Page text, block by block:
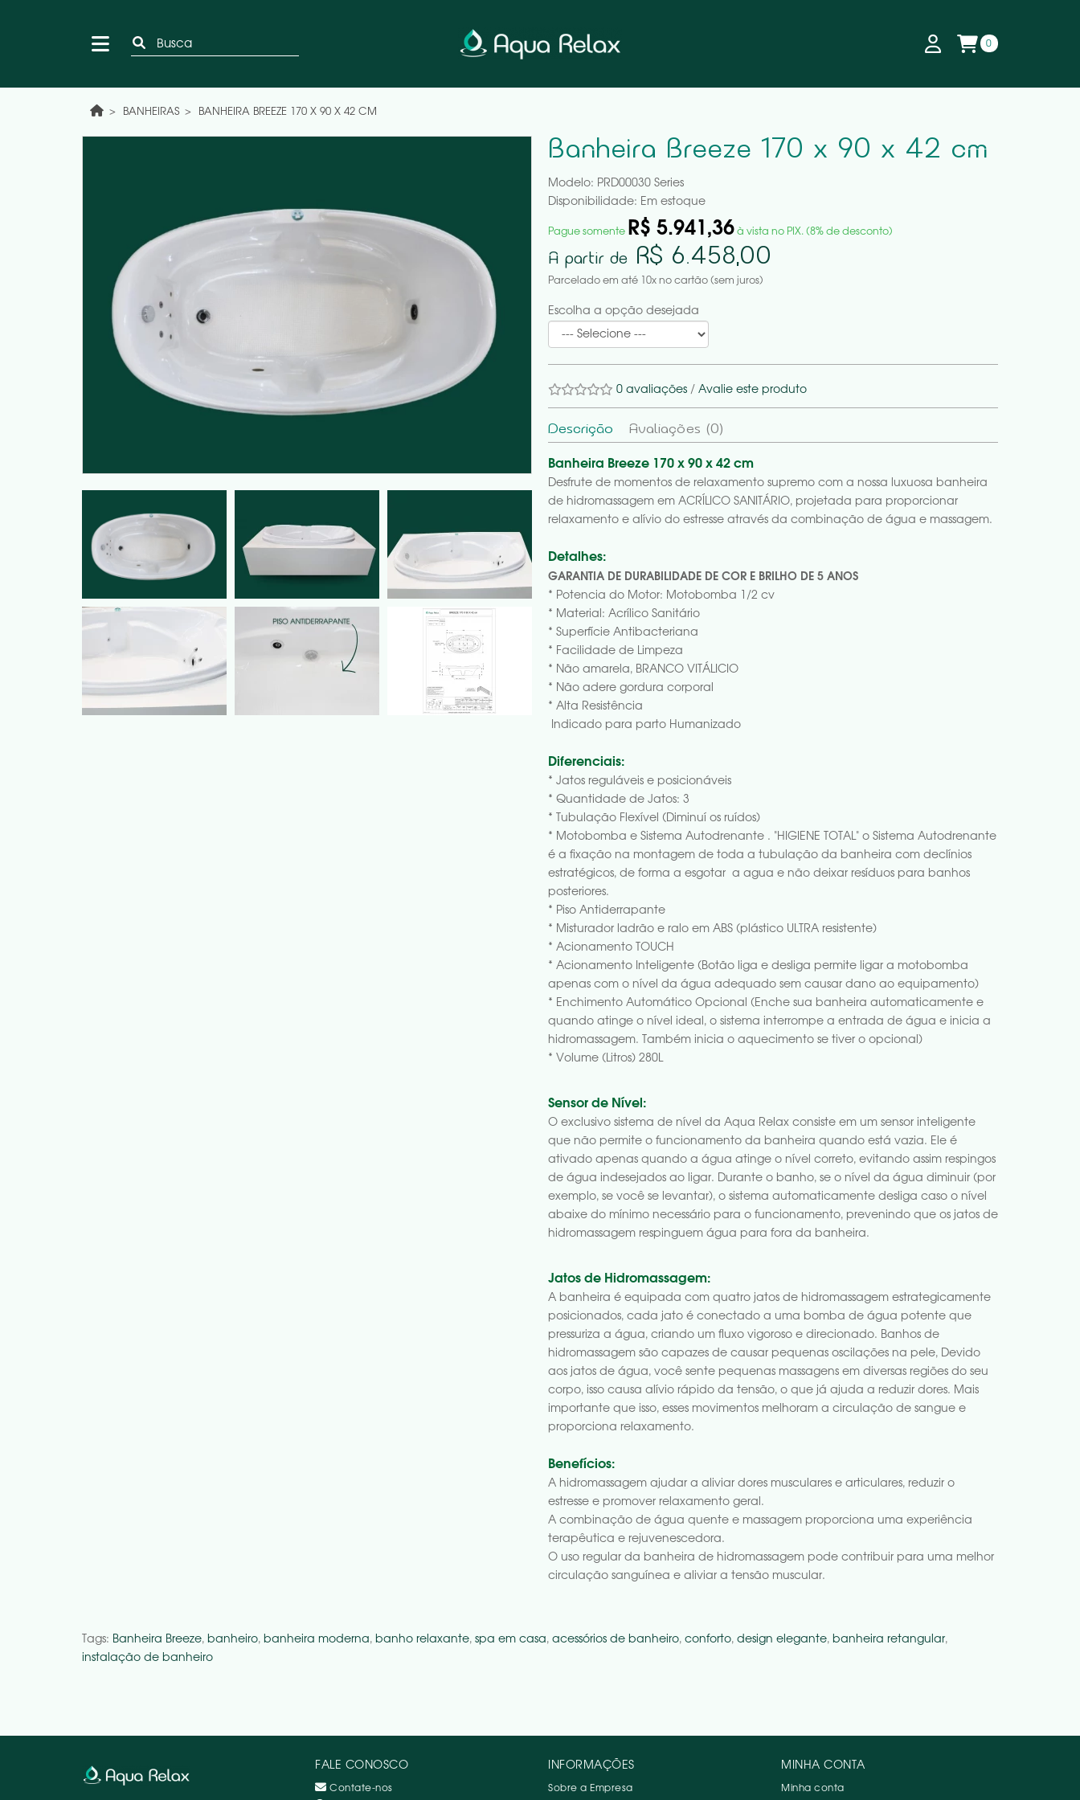
0
BANHEIRAS BANHEIRA BREEZE 170 X 90 X 42 CM
Banheira Breeze 170 x 90 x 42 cm
Modelo: PRD00030 Series
Disponibilidade: Em estoque
A partir de R$ 6.458,00
Parcelado em até 10x no cartão (sem juros)
Pague somente R$ 5.941,36 à vista no PIX. (8% de desconto)
Escolha a opção desejada
0 avaliações / Avalie este produto
Descrição Avaliações (0)
Banheira Breeze 170 x 90 x 42 cm
Desfrute de momentos de relaxamento supremo com a nossa luxuosa banheira
de hidromassagem em ACRÍLICO SANITÁRIO, projetada para proporcionar
relaxamento e alívio do estresse através da combinação de água e massagem.
Detalhes:
GARANTIA DE DURABILIDADE DE COR E BRILHO DE 5 ANOS
* Potencia do Motor: Motobomba 1/2 cv
* Material: Acrílico Sanitário
* Superfície Antibacteriana
* Facilidade de Limpeza
* Não amarela, BRANCO VITÁLICIO
* Não adere gordura corporal
* Alta Resistência
Indicado para parto Humanizado
Diferenciais:
* Jatos reguláveis e posicionáveis
* Quantidade de Jatos: 3
* Tubulação Flexível (Diminuí os ruídos)
* Motobomba e Sistema Autodrenante . "HIGIENE TOTAL" o Sistema Autodrenante
é a fixação na montagem de toda a tubulação da banheira com declínios
estratégicos, de forma a esgotar a agua e não deixar resíduos para banhos
posteriores.
* Piso Antiderrapante
* Misturador ladrão e ralo em ABS (plástico ULTRA resistente)
* Acionamento TOUCH
* Acionamento Inteligente (Botão liga e desliga permite ligar a motobomba
apenas com o nível da água adequado sem causar dano ao equipamento)
* Enchimento Automático Opcional (Enche sua banheira automaticamente e
quando atinge o nível ideal, o sistema interrompe a entrada de água e inicia a
hidromassagem. Também inicia o aquecimento se tiver o opcional)
* Volume (Litros) 280L
Sensor de Nível:
O exclusivo sistema de nível da Aqua Relax consiste em um sensor inteligente
que não permite o funcionamento da banheira quando está vazia. Ele é
ativado apenas quando a água atinge o nível correto, evitando assim respingos
de água indesejados ao ligar. Durante o banho, se o nível da água diminuir (por
exemplo, se você se levantar), o sistema automaticamente desliga caso o nível
abaixe do mínimo necessário para o funcionamento, prevenindo que os jatos de
hidromassagem respinguem água para fora da banheira.
Jatos de Hidromassagem:
A banheira é equipada com quatro jatos de hidromassagem estrategicamente
posicionados, cada jato é conectado a uma bomba de água potente que
pressuriza a água, criando um fluxo vigoroso e direcionado. Banhos de
hidromassagem são capazes de causar pequenas oscilações na pele, Devido
aos jatos de água, você sente pequenas massagens em diversas regiões do seu
corpo, isso causa alívio rápido da tensão, o que já ajuda a reduzir dores. Mais
importante que isso, esses movimentos melhoram a circulação de sangue e
proporciona relaxamento.
Benefícios:
A hidromassagem ajudar a aliviar dores musculares e articulares, reduzir o
estresse e promover relaxamento geral.
A combinação de água quente e massagem proporciona uma experiência
terapêutica e rejuvenescedora.
O uso regular da banheira de hidromassagem pode contribuir para uma melhor
circulação sanguínea e aliviar a tensão muscular.
Tags: Banheira Breeze, banheiro, banheira moderna, banho relaxante, spa em casa, acessórios de banheiro, conforto, design elegante, banheira retangular,
instalação de banheiro
FALE CONOSCO
Contate-nos
INFORMAÇÕES
Sobre a Empresa
MINHA CONTA
Minha conta